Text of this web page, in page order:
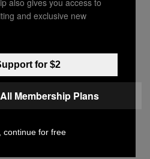
να αγγίξει όσο το
δεν ήθελα να
μερίδα «εκλεκτών»
παράδειγμα, 25
να έρθει κόσμος
το οικονομικό
έτσι μεγαλώνει
είδους.
and exclusive new
for $2
Membership Plans
continue for free